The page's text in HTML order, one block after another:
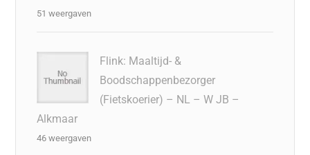
51 weergaven
Flink: Maaltijd- &
Boodschappenbezorger
(Fietskoerier) – NL – W JB –
Alkmaar
46 weergaven